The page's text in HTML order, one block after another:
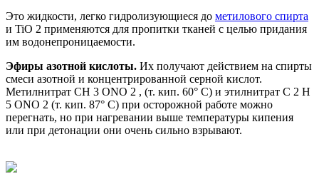
Это жидкости, легко гидролизующиеся до метилового спирта
и TiO 2 применяются для пропитки тканей с целью придания
им водонепроницаемости.
Эфиры азотной кислоты. Их получают действием на спирты
смеси азотной и концентрированной серной кислот.
Метилнитрат СН 3 ONO 2 , (т. кип. 60° С) и этилнитрат C 2 H
5 ONO 2 (т. кип. 87° С) при осторожной работе можно
перегнать, но при нагревании выше температуры кипения
или при детонации они очень сильно взрывают.